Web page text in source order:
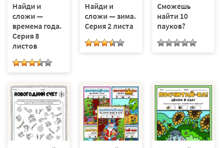
Найди и
сложи —
времена года.
Серия 8
листов
Найди и
сложи — зима.
Серия 2 листа
Сможешь
найти 10
пауков?